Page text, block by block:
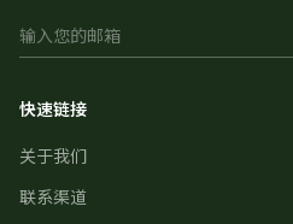
快速链接
关于我们
联系渠道